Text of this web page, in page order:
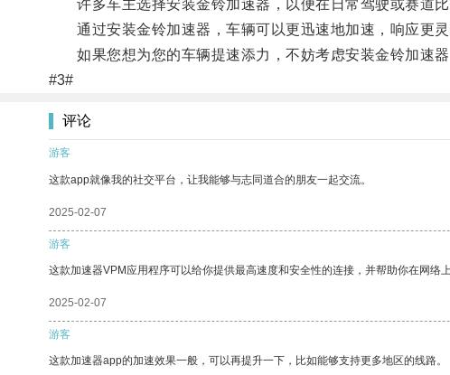
许多车主选择安装金铃加速器，以便在日常驾驶或赛道比
通过安装金铃加速器，车辆可以更迅速地加速，响应更灵
如果您想为您的车辆提速添力，不妨考虑安装金铃加速器
#3#
评论
游客
这款app就像我的社交平台，让我能够与志同道合的朋友一起交流。
2025-02-07
游客
这款加速器VPM应用程序可以给你提供最高速度和安全性的连接，并帮助你在网络上
2025-02-07
游客
这款加速器app的加速效果一般，可以再提升一下，比如能够支持更多地区的线路。